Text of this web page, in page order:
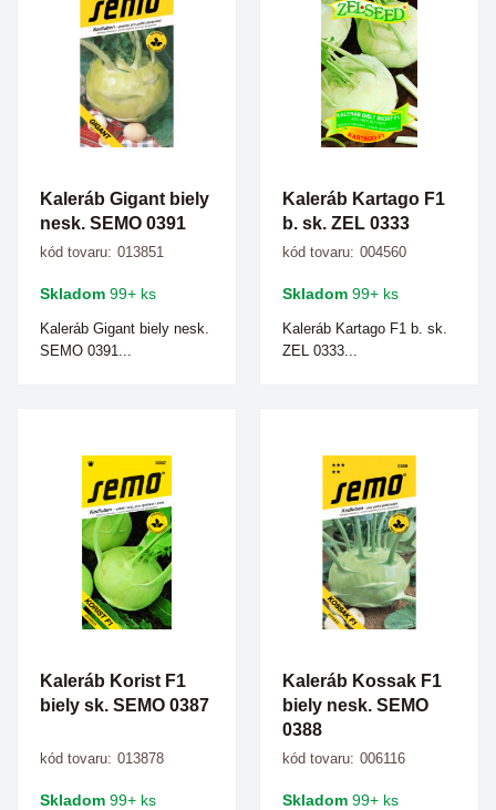
Kaleráb Gigant biely
nesk. SEMO 0391
kód tovaru: 013851
Skladom 99+ ks
Kaleráb Gigant biely nesk.
SEMO 0391...
Kaleráb Kartago F1
b. sk. ZEL 0333
kód tovaru: 004560
Skladom 99+ ks
Kaleráb Kartago F1 b. sk.
ZEL 0333...
Kaleráb Korist F1
biely sk. SEMO 0387
kód tovaru: 013878
Skladom 99+ ks
Kaleráb Kossak F1
biely nesk. SEMO
0388
kód tovaru: 006116
Skladom 99+ ks